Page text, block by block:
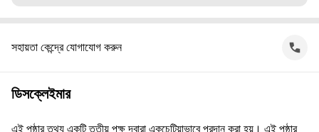
সহায়তা কেন্দ্রে যোগাযোগ করুন
ডিসক্লেইমার
এই পৃষ্ঠার তথ্য একটি তৃতীয় পক্ষ দ্বারা একচেটিয়াভাবে প্রদান করা হয়। এই পৃষ্ঠার